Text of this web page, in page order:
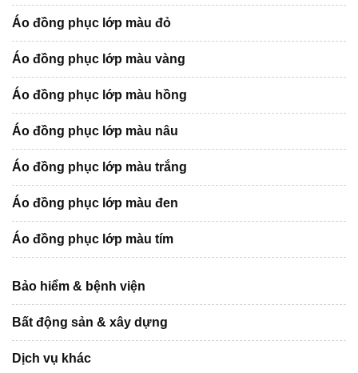
Áo đồng phục lớp màu đỏ
Áo đồng phục lớp màu vàng
Áo đồng phục lớp màu hồng
Áo đồng phục lớp màu nâu
Áo đồng phục lớp màu trắng
Áo đồng phục lớp màu đen
Áo đồng phục lớp màu tím
Bảo hiểm & bệnh viện
Bất động sản & xây dựng
Dịch vụ khác